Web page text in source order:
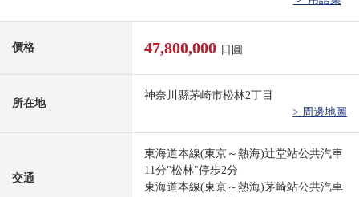
價格 47,800,000 日圓
所在地
神奈川縣茅崎市松林2丁目
> 周邊地圖
交通
東海道本線(東京～熱海)辻堂站公共汽車
11分"松林"停歩2分
東海道本線(東京～熱海)茅崎站公共汽車